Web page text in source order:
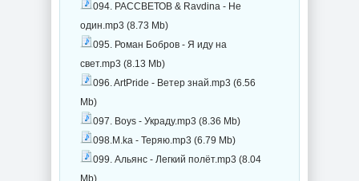
094. РАССВЕТОВ & Ravdina - Не
один.mp3 (8.73 Mb)
095. Роман Бобров - Я иду на
свет.mp3 (8.13 Mb)
096. ArtPride - Ветер знай.mp3 (6.56
Mb)
097. Boys - Украду.mp3 (8.36 Mb)
098.M.ka - Теряю.mp3 (6.79 Mb)
099. Альянс - Легкий полёт.mp3 (8.04
Mb)